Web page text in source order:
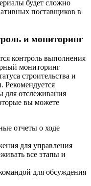
будет сложно
поставщиков в
и мониторинг
контроль выполнения
мониторинг
строительства и
Рекомендуется
для отслеживания
вы можете
отчеты о ходе
для управления
все этапы и
для обсуждения